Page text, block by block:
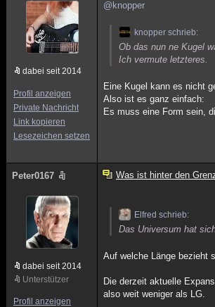
dabei seit 2014
Profil anzeigen
Private Nachricht
Link kopieren
Lesezeichen setzen
@knopper
knopper schrieb:
Ob das nun ne Kugel
Ich vermute letzteres.
Eine Kugel kann es nicht
Also ist es ganz einfach:
Es muss eine Form sein,
Peter0167
dabei seit 2014
Unterstützer
Profil anzeigen
Was ist hinter den
Elfred schrieb:
Das Universum hat
Auf welche Länge bezieht
Die derzeit aktuelle
also weit weniger als LG.